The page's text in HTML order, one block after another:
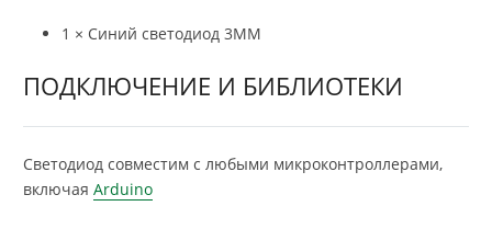
1 × Синий светодиод 3ММ
ПОДКЛЮЧЕНИЕ И БИБЛИОТЕКИ
Светодиод совместим с любыми микроконтроллерами,
включая Arduino